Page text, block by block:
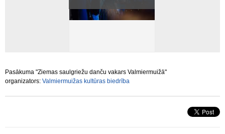
Pasākuma "Ziemas saulgriežu danču vakars Valmiermuižā"
organizators: Valmiermuižas kultūras biedrība